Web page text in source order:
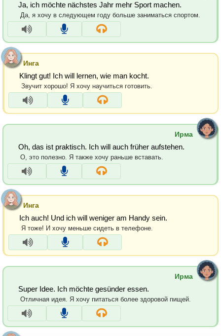
Ja, ich möchte nächstes Jahr mehr Sport machen.
Да, я хочу в следующем году больше заниматься спортом.
Инга
Klingt gut! Ich will lernen, wie man kocht.
Звучит хорошо! Я хочу научиться готовить.
Ирма
Oh, das ist praktisch. Ich will auch früher aufstehen.
О, это полезно. Я также хочу раньше вставать.
Инга
Ich auch! Und ich will weniger am Handy sein.
Я тоже! И хочу меньше сидеть в телефоне.
Ирма
Super Idee. Ich möchte gesünder essen.
Отличная идея. Я хочу питаться более здоровой пищей.